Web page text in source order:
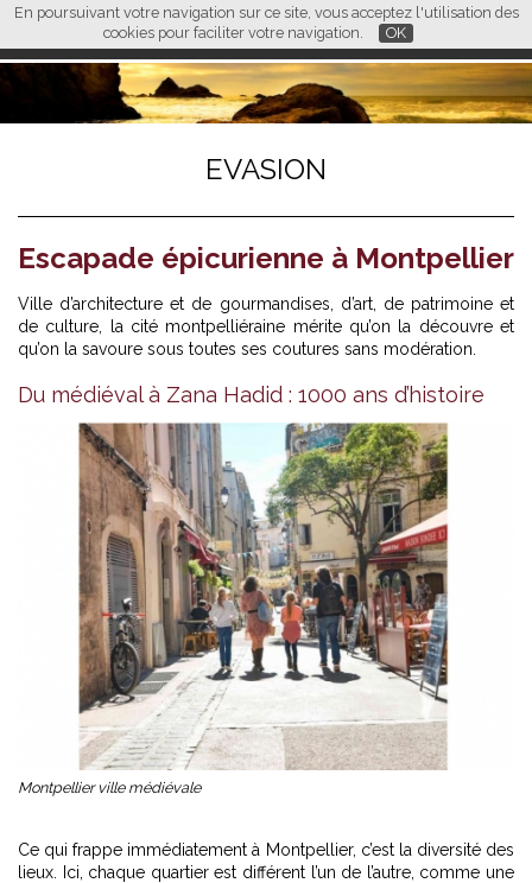
En poursuivant votre navigation sur ce site, vous acceptez l'utilisation des
cookies pour faciliter votre navigation.
OK
FR EN CN
L M
EVASION
Escapade épicurienne à Montpellier
Ville d’architecture et de gourmandises, d’art, de patrimoine et
de culture, la cité montpelliéraine mérite qu’on la découvre et
qu’on la savoure sous toutes ses coutures sans modération.
Du médiéval à Zana Hadid : 1000 ans d’histoire
Montpellier ville médiévale
Ce qui frappe immédiatement à Montpellier, c’est la diversité des
lieux. Ici, chaque quartier est différent l’un de l’autre, comme une